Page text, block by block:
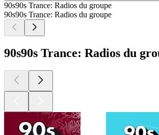
90s90s Trance: Radios du groupe
90s90s Trance: Radios du groupe
90s90s Trance: Radios du